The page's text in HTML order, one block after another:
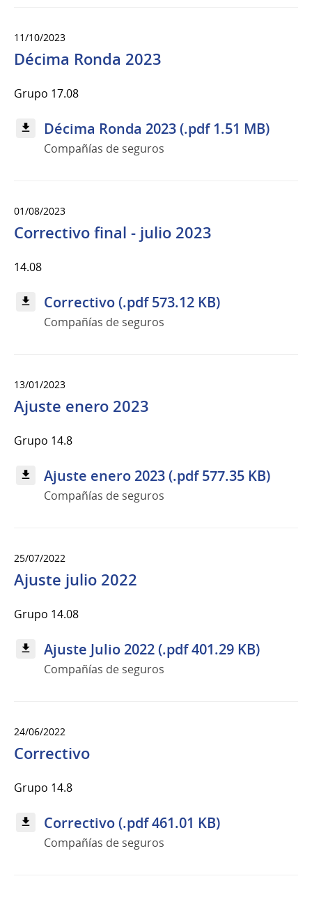
11/10/2023
Décima Ronda 2023
Grupo 17.08
Décima Ronda 2023 (.pdf 1.51 MB)
Compañías de seguros
01/08/2023
Correctivo final - julio 2023
14.08
Correctivo (.pdf 573.12 KB)
Compañías de seguros
13/01/2023
Ajuste enero 2023
Grupo 14.8
Ajuste enero 2023 (.pdf 577.35 KB)
Compañías de seguros
25/07/2022
Ajuste julio 2022
Grupo 14.08
Ajuste Julio 2022 (.pdf 401.29 KB)
Compañías de seguros
24/06/2022
Correctivo
Grupo 14.8
Correctivo (.pdf 461.01 KB)
Compañías de seguros